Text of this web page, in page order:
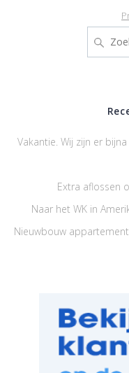
naar:
Vakantie. Wij zijn er
Extra aflossen
Naar het WK in
Nieuwbouw